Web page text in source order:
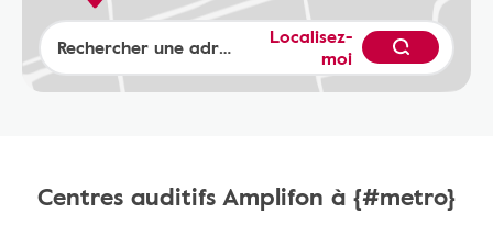
Localisez-
moi
Centres auditifs Amplifon à {#metro}